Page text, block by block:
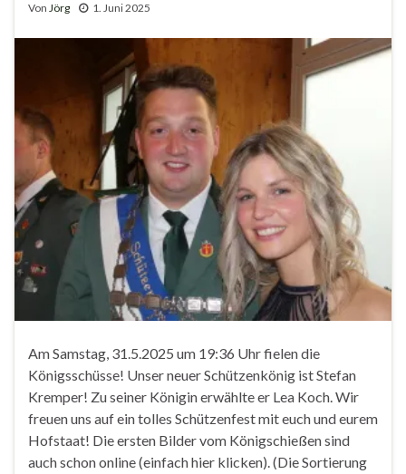
Von Jörg 1. Juni 2025
Am Samstag, 31.5.2025 um 19:36 Uhr fielen die
Königsschüsse! Unser neuer Schützenkönig ist Stefan
Kremper! Zu seiner Königin erwählte er Lea Koch. Wir
freuen uns auf ein tolles Schützenfest mit euch und eurem
Hofstaat! Die ersten Bilder vom Königschießen sind
auch schon online (einfach hier klicken). (Die Sortierung